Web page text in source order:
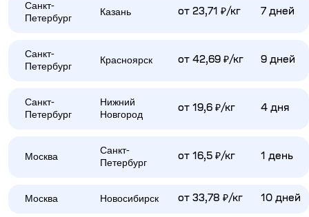
Санкт-
Петербург
Казань от 23,71 ₽/кг 7 дней
Санкт-
Петербург
Красноярск от 42,69 ₽/кг 9 дней
Санкт-
Петербург
Нижний
Новгород
от 19,6 ₽/кг 4 дня
Москва
Санкт-
Петербург
от 16,5 ₽/кг 1 день
Москва Новосибирск от 33,78 ₽/кг 10 дней